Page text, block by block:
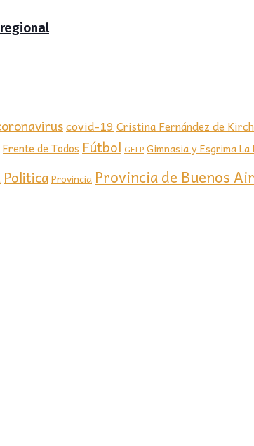
covid-19 Cristina Fernández de
Frente de Todos Fútbol GELP Gimnasia y Esgrima
PoliticaProvincia Provincia de Buenos